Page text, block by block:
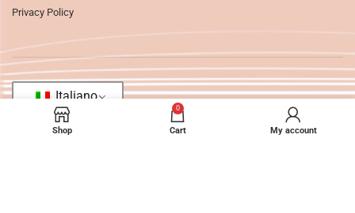
Privacy Policy
Italiano
Shop
0
Cart My account